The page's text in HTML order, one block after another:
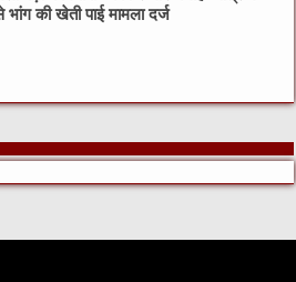
की खेती पाई मामला दर्ज